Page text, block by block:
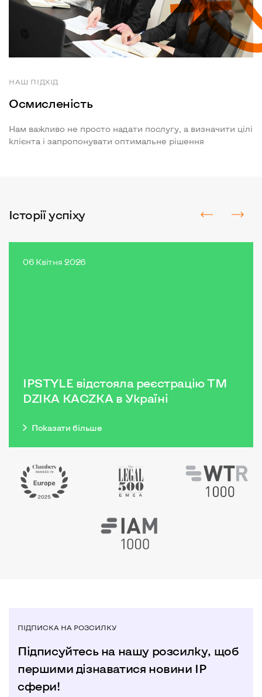
НАШ ПІДХІД
Осмисленість
Нам важливо не просто надати послугу, а визначити цілі
клієнта і запропонувати оптимальне рішення
Iсторії успіху
06 Квітня 2026
IPSTYLE відстояла реєстрацію ТМ
DZIKA KACZKA в Україні
Показати бiльше
ПІДПИСКА НА РОЗСИЛКУ
Підписуйтесь на нашу розсилку, щоб
першими дізнаватися новини IP
сфери!